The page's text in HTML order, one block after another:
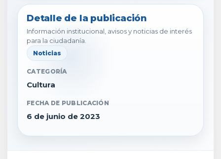
Detalle de la publicación
Información institucional, avisos y noticias de interés
para la ciudadanía.
Noticias
CATEGORÍA
Cultura
FECHA DE PUBLICACIÓN
6 de junio de 2023